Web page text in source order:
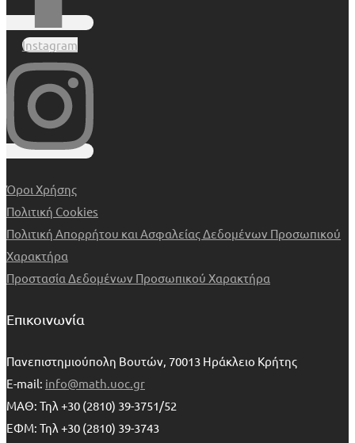
Instagram
Όροι Χρήσης
Πολιτική Cookies
Πολιτική Απορρήτου και Ασφαλείας Δεδομένων Προσωπικού
Χαρακτήρα
Προστασία Δεδομένων Προσωπικού Χαρακτήρα
Επικοινωνία
Πανεπιστημιούπολη Βουτών, 70013 Ηράκλειο Κρήτης
E-mail: info@math.uoc.gr
ΜΑΘ: Τηλ +30 (2810) 39-3751/52
ΕΦΜ: Τηλ +30 (2810) 39-3743